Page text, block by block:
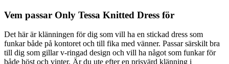
Vem passar Only Tessa Knitted Dress för
Det här är klänningen för dig som vill ha en stickad dress som
funkar både på kontoret och till fika med vänner. Passar särskilt bra
till dig som gillar v-ringad design och vill ha något som funkar för
både höst och vinter. Är du ute efter en prisvärd klänning i